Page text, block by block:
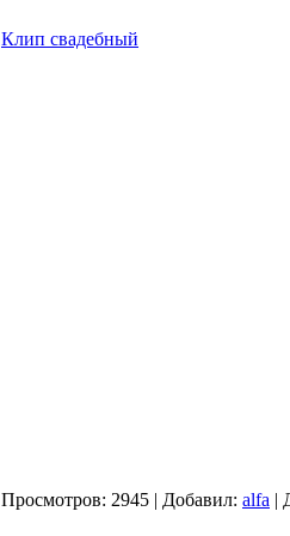
Клип свадебный
Просмотров: 2945 | Добавил: alfa |